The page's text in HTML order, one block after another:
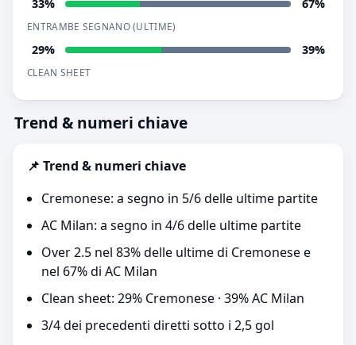
33% 67%
ENTRAMBE SEGNANO (ULTIME)
29% 39%
CLEAN SHEET
Trend & numeri chiave
📌 Trend & numeri chiave
Cremonese: a segno in 5/6 delle ultime partite
AC Milan: a segno in 4/6 delle ultime partite
Over 2.5 nel 83% delle ultime di Cremonese e
nel 67% di AC Milan
Clean sheet: 29% Cremonese · 39% AC Milan
3/4 dei precedenti diretti sotto i 2,5 gol